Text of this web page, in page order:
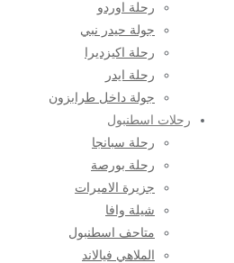
رحلة اوردو
جولة حيدر نبي
رحلة اكيزديرا
رحلة ايدر
جولة داخل طرابزون
رحلات اسطنبول
رحلة سبانجا
رحلة بورصة
جزيرة الاميرات
شيلة وافا
متاحف اسطنبول
الملاهي فيالاند